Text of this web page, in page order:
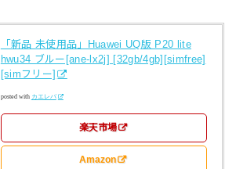
「新品 未使用品」Huawei UQ版 P20 lite
hwu34 ブルー[ane-lx2j] [32gb/4gb][simfree]
[simフリー]
posted with カエレバ
楽天市場
Amazon